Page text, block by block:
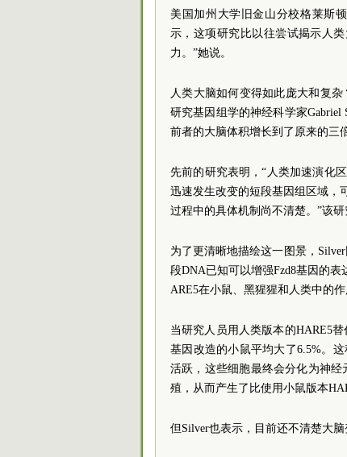
美国加州大学旧金山分校格莱斯
示，这项研究比以往尝试揭示人
力。”她说。
人类大脑如何变得如此庞大和复
研究基因组学的神经科学家Gabriel
前者的大脑体积增长到了原来的三
先前的研究表明，“人类加速演化
迅速发生改变的短段基因组区域，
过程中的具体机制尚不清楚。”该
为了更清晰地描绘这一图景，
段DNA已知可以增强Fzd8基因的
ARE5在小鼠、黑猩猩和人类中的作
当研究人员用人类版本的HARE5
基因改造的小鼠平均大了6.5%。
活跃，这些细胞最终会分化为神
殖，从而产生了比使用小鼠版本
但Silver也表示，目前还不清楚大